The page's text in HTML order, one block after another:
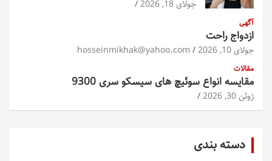
جولای 18, 2026
آگهی
ازدواج راحت
جولای 10, 2026 hosseinmikhak@yahoo.com
مقالات
مقایسه انواع سوئیچ های سیسکو سری 9300
ژوئن 30, 2026
دسته بندی